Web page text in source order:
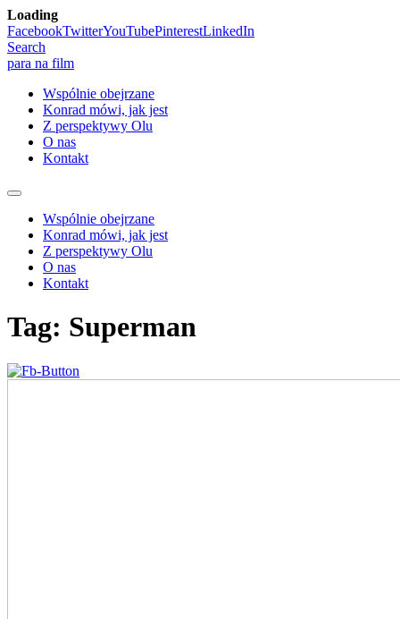
Loading
Skip
to
content
FacebookTwitterYouTubePinterestLinkedIn
Search
para na film
Wspólnie obejrzane
Konrad mówi, jak jest
Z perspektywy Olu
O nas
Kontakt
Wspólnie obejrzane
Konrad mówi, jak jest
Z perspektywy Olu
O nas
Kontakt
Tag: Superman